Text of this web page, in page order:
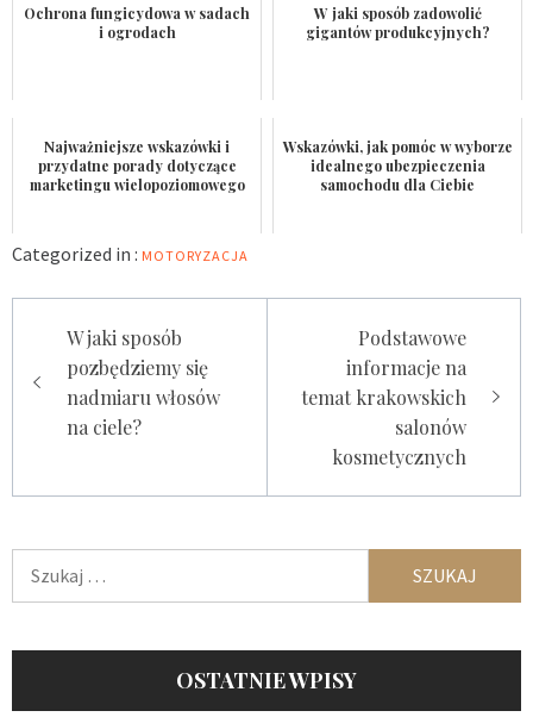
Ochrona fungicydowa w sadach
i ogrodach
W jaki sposób zadowolić
gigantów produkcyjnych?
Najważniejsze wskazówki i
przydatne porady dotyczące
marketingu wielopoziomowego
Wskazówki, jak pomóc w wyborze
idealnego ubezpieczenia
samochodu dla Ciebie
Categorized in : MOTORYZACJA
wpisuW jaki sposób
pozbędziemy się
nadmiaru włosów
na ciele?
Podstawowe
informacje na
temat krakowskich
salonów
kosmetycznych
OSTATNIE WPISY